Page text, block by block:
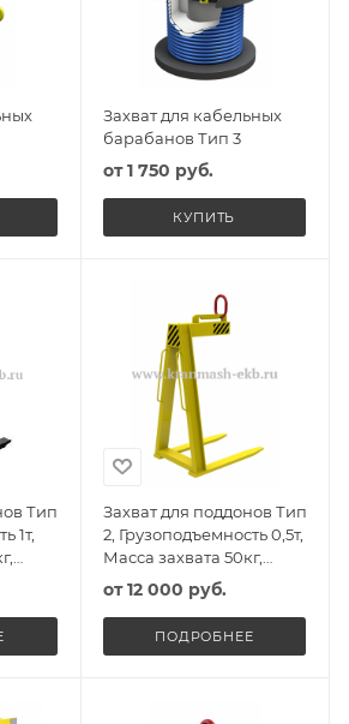
Захват для кабельных
барабанов Тип 3
от1 750 руб.
КУПИТЬ
Тип
1т,
Захват для поддонов Тип
2, Грузоподъемность 0,5т,
Масса захвата 50кг,
Высота захвата 1165мм
от12 000 руб.
ПОДРОБНЕЕ